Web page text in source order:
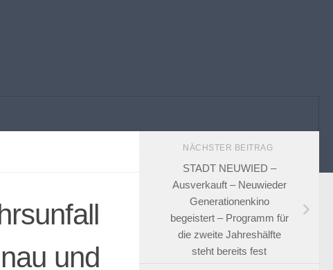
und
NÄCHSTER BEITRAG
STADT NEUWIED –
Ausverkauft – Neuwieder
Generationenkino
begeistert – Programm für
die zweite Jahreshälfte
steht bereits fest